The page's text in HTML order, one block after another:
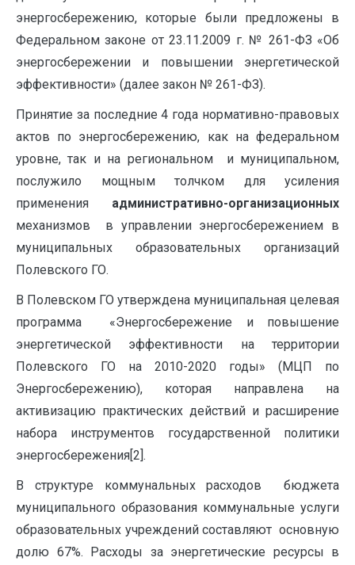
энергосбережению, которые были предложены в
Федеральном законе от 23.11.2009 г. № 261-ФЗ «Об
энергосбережении и повышении энергетической
эффективности» (далее закон № 261-ФЗ).
Принятие за последние 4 года нормативно-правовых
актов по энергосбережению, как на федеральном
уровне, так и на региональном и муниципальном,
послужило мощным толчком для усиления
применения административно-организационных
механизмов в управлении энергосбережением в
муниципальных образовательных организаций
Полевского ГО.
В Полевском ГО утверждена муниципальная целевая
программа «Энергосбережение и повышение
энергетической эффективности на территории
Полевского ГО на 2010-2020 годы» (МЦП по
Энергосбережению), которая направлена на
активизацию практических действий и расширение
набора инструментов государственной политики
энергосбережения[2].
В структуре коммунальных расходов бюджета
муниципального образования коммунальные услуги
образовательных учреждений составляют основную
долю 67%. Расходы за энергетические ресурсы в